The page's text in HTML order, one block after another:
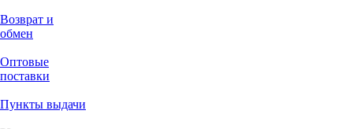
Возврат и
обмен
Оптовые
поставки
Пункты выдачи